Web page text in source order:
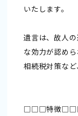
いたします。
遺言は、故人
な効力が認め
相続税対策な
□□□特徴